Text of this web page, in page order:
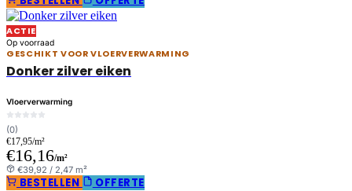
ACTIE
Op voorraad
GESCHIKT VOOR VLOERVERWARMING
Donker zilver eiken
Vloerverwarming
(0)
€17,95/m²
€16,16/m²
€39,92 / 2,47 m²
BESTELLEN OFFERTE